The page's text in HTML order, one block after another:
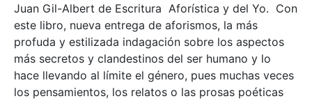
Juan Gil-Albert de Escritura Aforística y del Yo. Con
este libro, nueva entrega de aforismos, la más
profuda y estilizada indagación sobre los aspectos
más secretos y clandestinos del ser humano y lo
hace llevando al límite el género, pues muchas veces
los pensamientos, los relatos o las prosas poéticas